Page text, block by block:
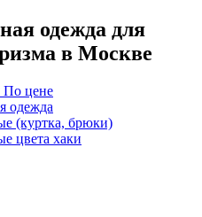
одежда для
в Москве
По цене
одежда
(куртка, брюки)
цвета хаки